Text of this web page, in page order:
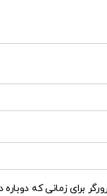
برای زمانی که